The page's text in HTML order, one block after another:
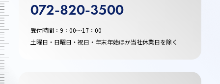
072-820-3500
受付時間：9：00～17：00
土曜日・日曜日・祝日・年末年始ほか当社休業日を除く